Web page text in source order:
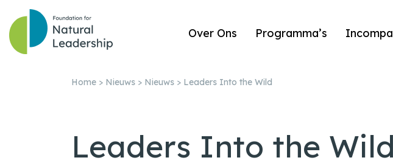
Over Ons Programma’s
Home > Nieuws > Nieuws > Leaders Into the Wild
Leaders Into the Wild